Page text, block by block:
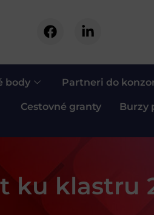
body Partneri do
Cestovné granty Burzy
ku klastru